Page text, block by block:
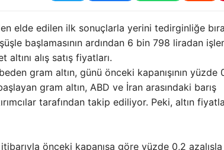
elde edilen ilk sonuçlarla yerini tedirginliğe
başlamasının ardından 6 bin 798 liradan
alış satış fiyatları.
gram altın, günü önceki kapanışının yüzde
gram altın, ABD ve İran arasındaki barış
tarafından takip ediliyor. Peki, altın
önceki kapanışa göre yüzde 0,2